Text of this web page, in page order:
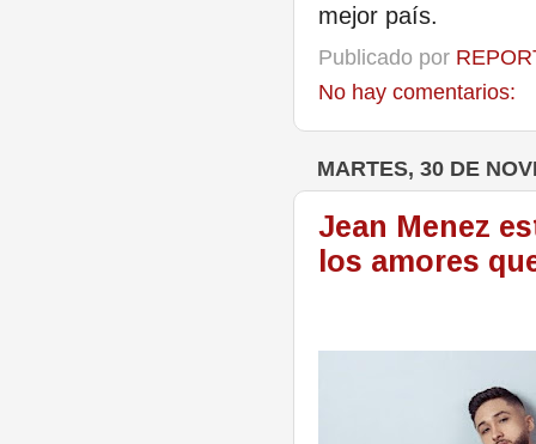
mejor país.
Publicado por
No hay comentarios:
MARTES, 30 DE
Jean Menez
los amores